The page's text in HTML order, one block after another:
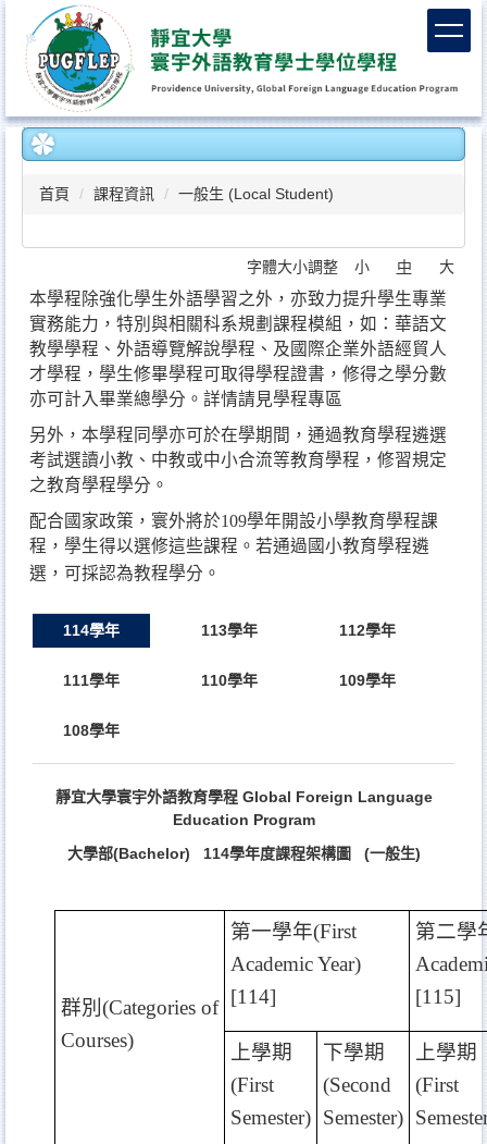
容
區
首頁 課程資訊 一般生 (Local Student)
字體大小調整 小 中 大
本學程除強化學生外語學習之外，亦致力提升學生專業
實務能力，特別與相關科系規劃課程模組，如：華語文
教學學程、外語導覽解說學程、及國際企業外語經貿人
才學程，學生修畢學程可取得學程證書，修得之學分數
亦可計入畢業總學分。詳情請見學程專區
另外，本學程同學亦可於在學期間，通過教育學程遴選
考試選讀小教、中教或中小合流等教育學程，修習規定
之教育學程學分。
配合國家政策，寰外將於109學年開設小學教育學程課
程，學生得以選修這些課程。若通過國小教育學程遴
選，可採認為教程學分。
114學年 113學年 112學年
111學年 110學年 109學年
108學年
靜宜⼤學寰宇外語教育學程 Global Foreign Language
Education Program
⼤學部(Bachelor) 114學年度課程架構圖 (⼀般⽣)
群別 (Categories of
Courses)
第一學年(First
Academic Year)
[114]
第二學
[115]
上學期
(First
Semester)
下學期
(Second
Semester)
上學期
(First